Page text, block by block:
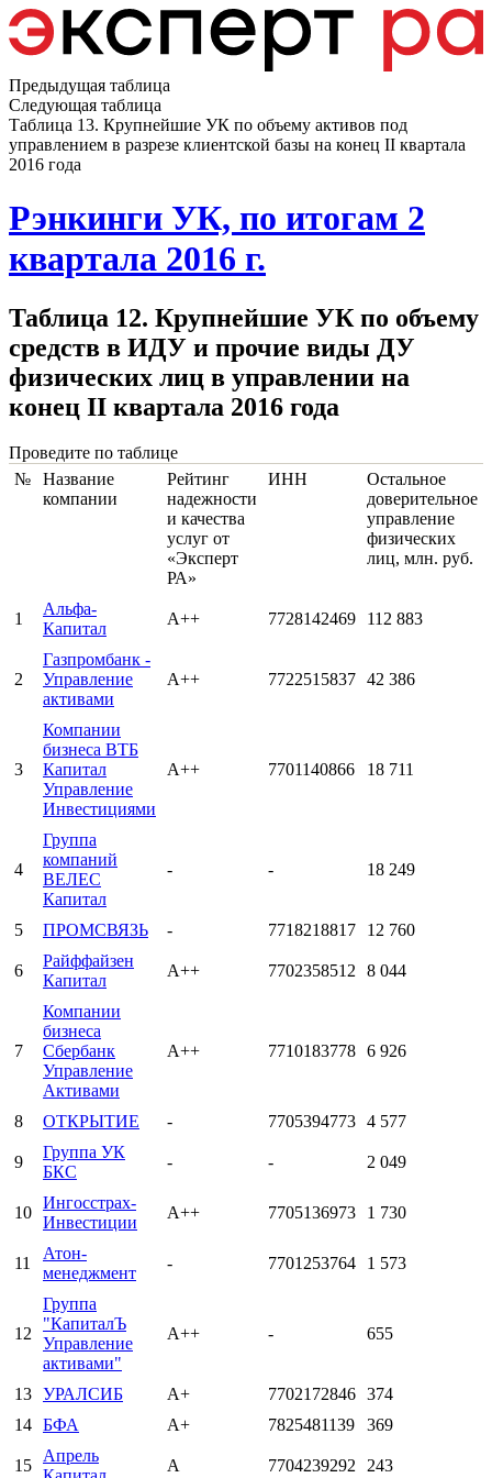
Предыдущая таблица
Следующая таблица
Таблица 13. Крупнейшие УК по объему активов под
управлением в разрезе клиентской базы на конец II квартала
2016 года
Рэнкинги УК, по итогам 2
квартала 2016 г.
Таблица 12. Крупнейшие УК по объему
средств в ИДУ и прочие виды ДУ
физических лиц в управлении на
конец II квартала 2016 года
Проведите по таблице
№
Название
компании
Рейтинг
надежности
и качества
услуг от
«Эксперт
РА»
ИНН
Остальное
доверительное
управление
физических
лиц, млн. руб.
1
Альфа-
Капитал
А++ 7728142469 112 883
2
Газпромбанк -
Управление
активами
А++ 7722515837 42 386
3
Компании
бизнеса ВТБ
Капитал
Управление
Инвестициями
А++ 7701140866 18 711
4
Группа
компаний
ВЕЛЕС
Капитал
- - 18 249
5 ПРОМСВЯЗЬ - 7718218817 12 760
6
Райффайзен
Капитал
А++ 7702358512 8 044
7
Компании
бизнеса
Сбербанк
Управление
Активами
А++ 7710183778 6 926
8 ОТКРЫТИЕ - 7705394773 4 577
9
Группа УК
БКС
- - 2 049
10
Ингосстрах-
Инвестиции
А++ 7705136973 1 730
11
Атон-
менеджмент
- 7701253764 1 573
12
Группа
"КапиталЪ
Управление
активами"
А++ - 655
13 УРАЛСИБ А+ 7702172846 374
14 БФА А+ 7825481139 369
15
Апрель
А 7704239292 243